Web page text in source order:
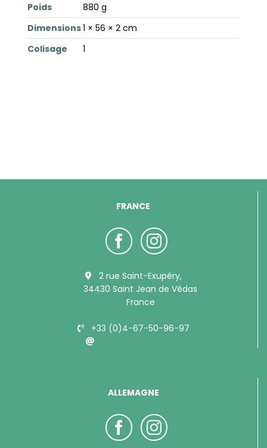
Poids
880 g
Dimensions1 × 56 × 2 cm
Colisage
1
FRANCE
2 rue Saint-Exupéry,
34430 Saint Jean de Védas
France
+33 (0)4-67-50-96-97
ALLEMAGNE